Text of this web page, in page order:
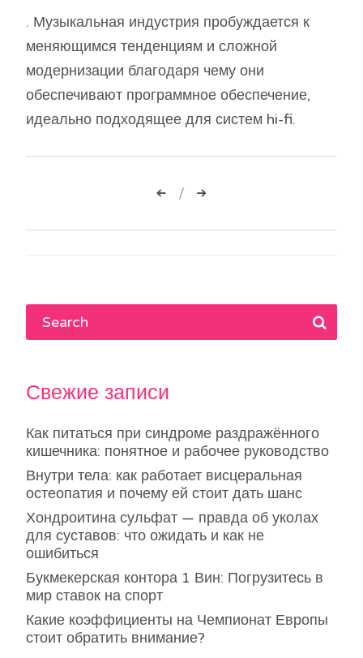
. Музыкальная индустрия пробуждается к
меняющимся тенденциям и сложной
модернизации благодаря чему они
обеспечивают программное обеспечение,
идеально подходящее для систем hi-fi.
Навигация
по
Свежие записи
Как питаться при синдроме раздражённого
кишечника: понятное и рабочее руководство
Внутри тела: как работает висцеральная
остеопатия и почему ей стоит дать шанс
Хондроитина сульфат — правда об уколах
для суставов: что ожидать и как не
ошибиться
Букмекерская контора 1 Вин: Погрузитесь в
мир ставок на спорт
Какие коэффициенты на Чемпионат Европы
стоит обратить внимание?